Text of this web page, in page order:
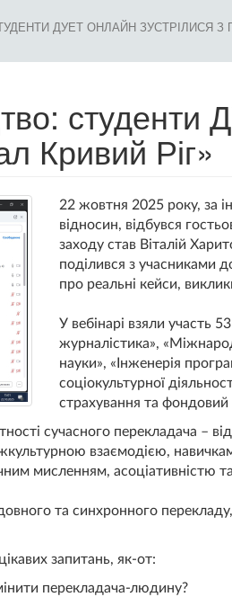
ДУЕТ ОНЛАЙН ЗУСТРІЛИСЯ З
студенти
Кривий Ріг»
22 жовтня 2025 року, за
відносин, відбувся
заходу став Віталій
поділився з учасниками
про реальні кейси,
У вебінарі взяли участь
журналістика»,
науки», «Інженерія
соціокультурної
страхування та фондовий
сучасного перекладача –
взаємодією,
мисленням, асоціативністю
та синхронного
запитань, як-от:
перекладача-людину?